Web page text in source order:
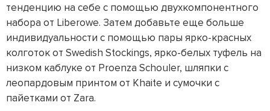
тенденцию на себе с помощью двухкомпонентного
набора от Liberowe. Затем добавьте еще больше
индивидуальности с помощью пары ярко-красных
колготок от Swedish Stockings, ярко-белых туфель на
низком каблуке от Proenza Schouler, шляпки с
леопардовым принтом от Khaite и сумочки с
пайетками от Zara.